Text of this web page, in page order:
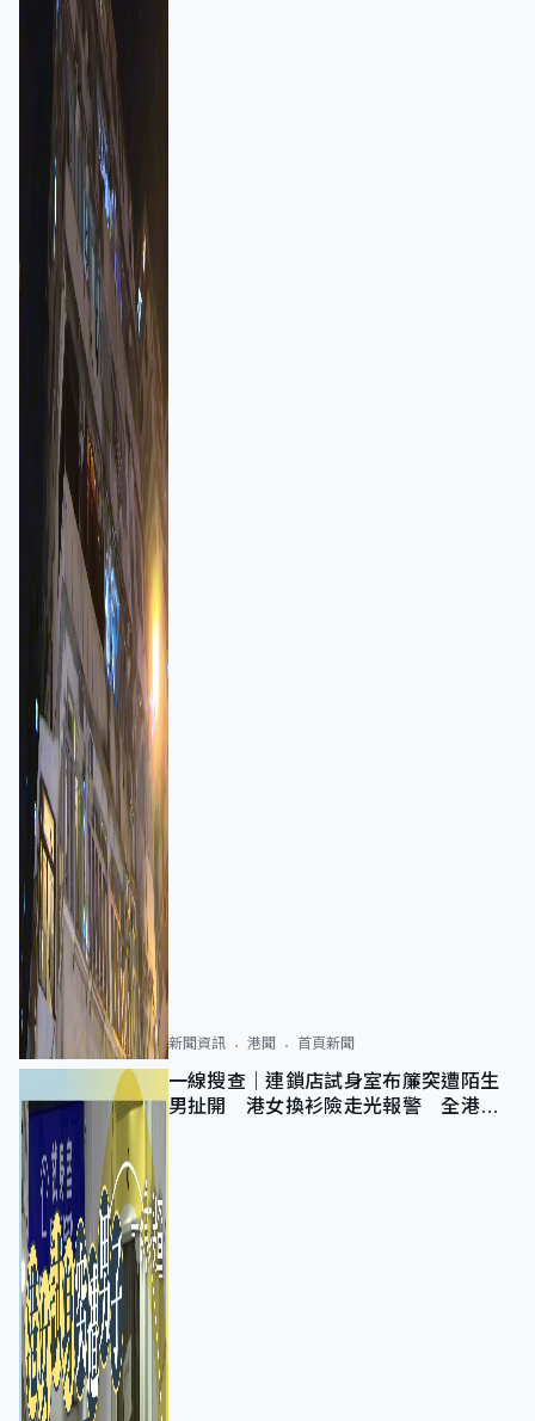
新聞資訊 港聞 首頁新聞
一線搜查｜連鎖店試身室布簾突遭陌生
男扯開 港女換衫險走光報警 全港分